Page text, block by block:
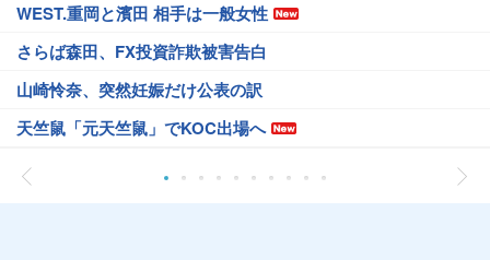
WEST.重岡と濱田 相手は一般女性
さらば森田、FX投資詐欺被害告白
山崎怜奈、突然妊娠だけ公表の訳
天竺鼠「元天竺鼠」でKOC出場へ